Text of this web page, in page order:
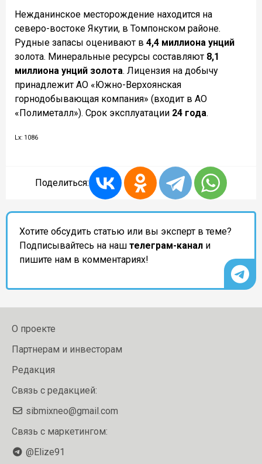
Нежданинское месторождение находится на
северо-востоке Якутии, в Томпонском районе.
Рудные запасы оценивают в 4,4 миллиона унций
золота. Минеральные ресурсы составляют 8,1
миллиона унций золота. Лицензия на добычу
принадлежит АО «Южно-Верхоянская
горнодобывающая компания» (входит в АО
«Полиметалл»). Срок эксплуатации 24 года.
Lx: 1086
Поделиться:
Хотите обсудить статью или вы эксперт в теме?
Подписывайтесь на наш телеграм-канал и
пишите нам в комментариях!
О проекте
Партнерам и инвесторам
Редакция
Связь с редакцией:
sibmixneo@gmail.com
Связь с маркетингом:
@Elize91